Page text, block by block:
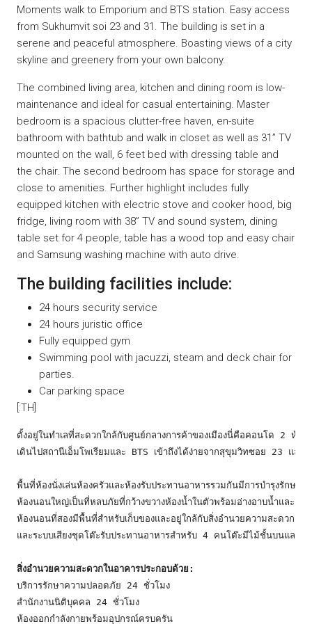
Moments walk to Emporium and BTS station. Easy access
from Sukhumvit soi 23 and 31. The building is set in a
serene and peaceful atmosphere. Boasting views of a city
skyline and greenery from your own balcony.
The combined living area, kitchen and dining room is low-
maintenance and ideal for casual entertaining. Master
bedroom is a spacious clutter-free haven, en-suite
bathroom with bathtub and walk in closet as well as 31” TV
mounted on the wall, 6 feet bed with dressing table and
the chair. The second bedroom has space for storage and
close to amenities. Further highlight includes fully
equipped kitchen with electric stove and cooker hood, big
fridge, living room with 38” TV and sound system, dining
table set for 4 people, table has a wood top and easy chair
and Samsung washing machine with auto drive.
The building facilities include:
24 hours security service
24 hours juristic office
Fully equipped gym
Swimming pool with jacuzzi, steam and deck chair for
parties.
Car parking space
[:TH]
ตั้งอยู่ในทำเลที่สะดวกใกล้กับศูนย์กลางการค้าของเมืองนี่คือคอนโด 2 ห้
เดินไปสถานีเอ็มโพเรียมและ BTS เข้าถึงได้ง่ายจากสุขุมวิทซอย 23 และ
พื้นที่ห้องนั่งเล่นห้องครัวและห้องรับประทานอาหารรวมกันมีการบำรุงรักษา
ห้องนอนใหญ่เป็นที่หลบภัยที่กว้างขวางห้องน้ำในตัวพร้อมอ่างอาบน้ำและ
ห้องนอนที่สองมีพื้นที่สำหรับเก็บของและอยู่ใกล้กับสิ่งอำนวยความสะดวก
และระบบเสียงชุดโต๊ะรับประทานอาหารสำหรับ 4 คนโต๊ะมีไม้ชั้นบนและเ
สิ่งอำนวยความสะดวกในอาคารประกอบด้วย:
บริการรักษาความปลอดภัย 24 ชั่วโมง
สำนักงานนิติบุคคล 24 ชั่วโมง
ห้องออกกำลังกายพร้อมอุปกรณ์ครบครัน